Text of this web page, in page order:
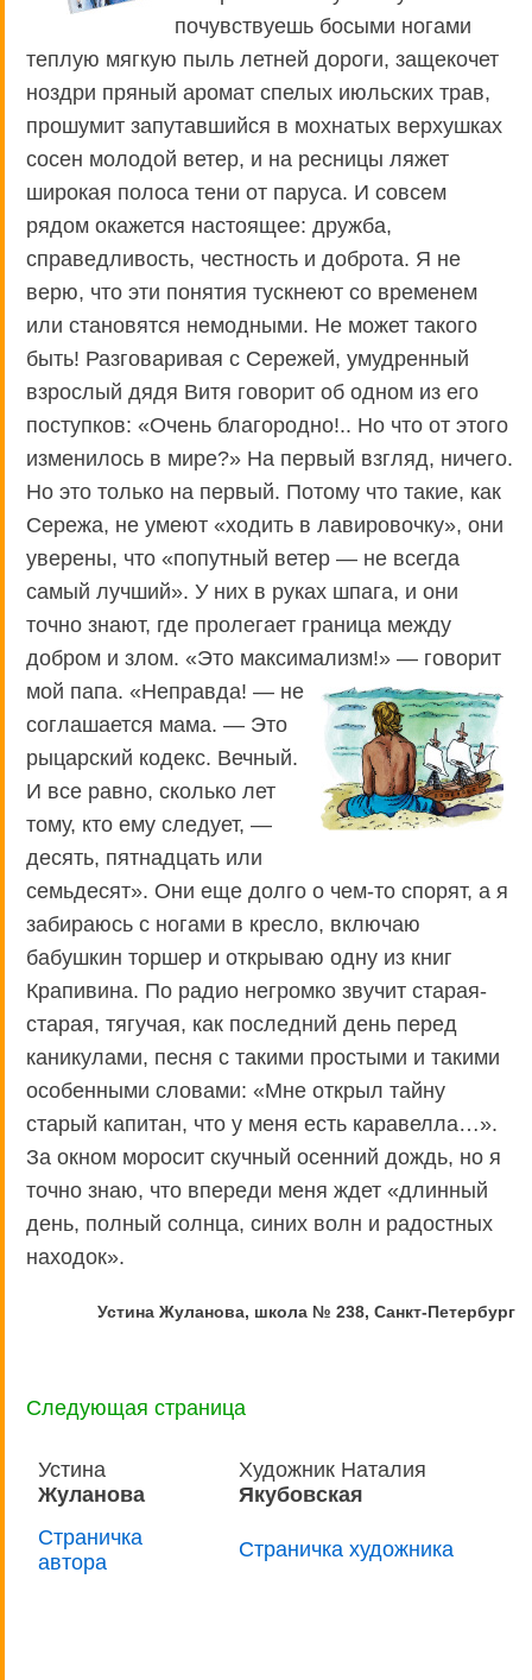
почувствуешь босыми ногами
теплую мягкую пыль летней дороги, защекочет
ноздри пряный аромат спелых июльских трав,
прошумит запутавшийся в мохнатых верхушках
сосен молодой ветер, и на ресницы ляжет
широкая полоса тени от паруса. И совсем
рядом окажется настоящее: дружба,
справедливость, честность и доброта. Я не
верю, что эти понятия тускнеют со временем
или становятся немодными. Не может такого
быть! Разговаривая с Сережей, умудренный
взрослый дядя Витя говорит об одном из его
поступков: «Очень благородно!.. Но что от этого
изменилось в мире?» На первый взгляд, ничего.
Но это только на первый. Потому что такие, как
Сережа, не умеют «ходить в лавировочку», они
уверены, что «попутный ветер — не всегда
самый лучший». У них в руках шпага, и они
точно знают, где пролегает граница между
добром и злом. «Это максимализм!» — говорит
мой папа. «Неправда! — не
соглашается мама. — Это
рыцарский кодекс. Вечный.
И все равно, сколько лет
тому, кто ему следует, —
десять, пятнадцать или
семьдесят». Они еще долго о чем-то спорят, а я
забираюсь с ногами в кресло, включаю
бабушкин торшер и открываю одну из книг
Крапивина. По радио негромко звучит старая-
старая, тягучая, как последний день перед
каникулами, песня с такими простыми и такими
особенными словами: «Мне открыл тайну
старый капитан, что у меня есть каравелла…».
За окном моросит скучный осенний дождь, но я
точно знаю, что впереди меня ждет «длинный
день, полный солнца, синих волн и радостных
находок».
Устина Жуланова, школа № 238, Санкт-Петербург
Следующая страница
Устина
Жуланова
Художник Наталия
Якубовская
Страничка
автора
Страничка художника